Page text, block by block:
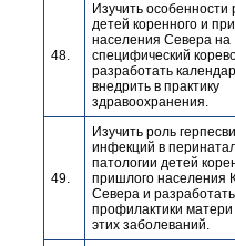
48.
Изучить особенности
детей коренного и
населения Севера на
специфический
разработать
внедрить в практику
здравоохранения.
49.
Изучить роль
инфекций в
патологии детей
пришлого населения
Севера и
профилактики матери
этих заболеваний.